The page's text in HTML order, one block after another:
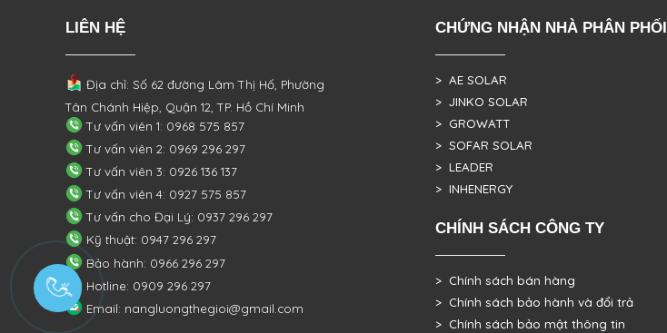
LIÊN HỆ
Địa chỉ: Số 62 đường Lâm Thị Hố, Phường
Tân Chánh Hiệp, Quận 12, TP. Hồ Chí Minh
Tư vấn viên 1: 0968 575 857
Tư vấn viên 2: 0969 296 297
Tư vấn viên 3: 0926 136 137
Tư vấn viên 4: 0927 575 857
Tư vấn cho Đại Lý: 0937 296 297
Kỹ thuật: 0947 296 297
Bảo hành: 0966 296 297
Hotline: 0909 296 297
Email: nangluongthegioi@gmail.com
CHỨNG NHẬN NHÀ PHÂN PHỐI
> AE SOLAR
> JINKO SOLAR
> GROWATT
> SOFAR SOLAR
> LEADER
> INHENERGY
CHÍNH SÁCH CÔNG TY
> Chính sách bán hàng
> Chính sách bảo hành và đổi trả
> Chính sách bảo mật thông tin